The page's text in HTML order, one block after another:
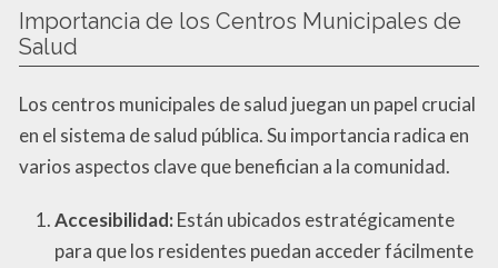
Importancia de los Centros Municipales de
Salud
Los centros municipales de salud juegan un papel crucial
en el sistema de salud pública. Su importancia radica en
varios aspectos clave que benefician a la comunidad.
Accesibilidad: Están ubicados estratégicamente
para que los residentes puedan acceder fácilmente